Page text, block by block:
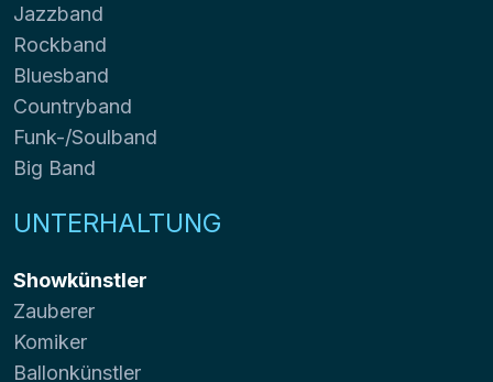
Jazzband
Rockband
Bluesband
Countryband
Funk-/Soulband
Big Band
UNTERHALTUNG
Showkünstler
Zauberer
Komiker
Ballonkünstler